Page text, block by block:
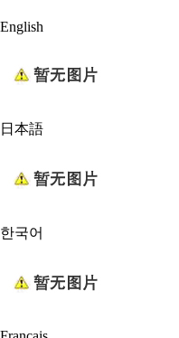
English
日本語
한국어